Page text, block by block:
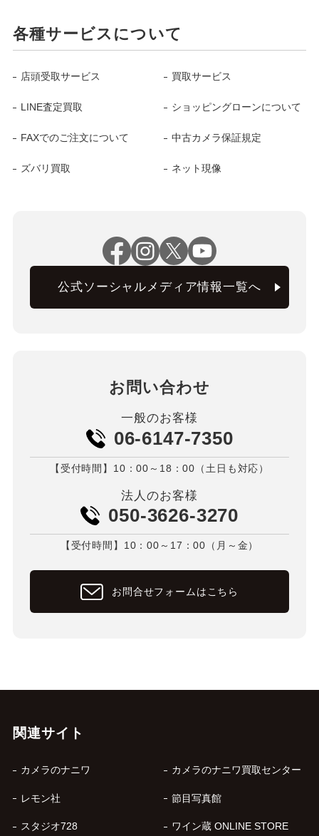
各種サービスについて
店頭受取サービス 買取サービス
LINE査定買取 ショッピングローンについて
FAXでのご注文について 中古カメラ保証規定
ズバリ買取 ネット現像
公式ソーシャルメディア情報一覧へ
お問い合わせ
一般のお客様
06-6147-7350
【受付時間】10：00～18：00（土日も対応）
法人のお客様
050-3626-3270
【受付時間】10：00～17：00（月～金）
お問合せフォームはこちら
関連サイト
カメラのナニワ カメラのナニワ買取センター
レモン社 節目写真館
スタジオ728 ワイン蔵 ONLINE STORE